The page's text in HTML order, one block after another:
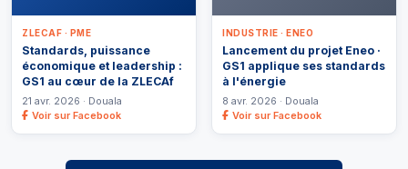
ZLECAF · PME
Standards, puissance
économique et leadership :
GS1 au cœur de la ZLECAf
21 avr. 2026 · Douala
Voir sur Facebook
INDUSTRIE · ENEO
Lancement du projet Eneo ·
GS1 applique ses standards
à l'énergie
8 avr. 2026 · Douala
Voir sur Facebook